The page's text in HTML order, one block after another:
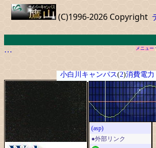
(C)1996-2026 Copyright
…
メニュー
小白川キャンパス(2)消費電力
(asp)
●外部リンク